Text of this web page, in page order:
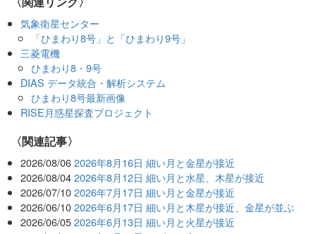
気象衛星センター
「ひまわり8号」と「ひまわり9号」
三菱電機
ひまわり8・9号
DIAS データ統合・解析システム
ひまわり8号最新画像
RISE月惑星探査プロジェクト
関連記事
2026/08/06 2026年8月16日 細い月と金星が接近
2026/08/04 2026年8月12日 細い月と水星、木星が接近
2026/07/10 2026年7月17日 細い月と金星が接近
2026/06/10 2026年6月17日 細い月と木星が接近、金星が並ぶ
2026/06/05 2026年6月13日 細い月と火星が接近